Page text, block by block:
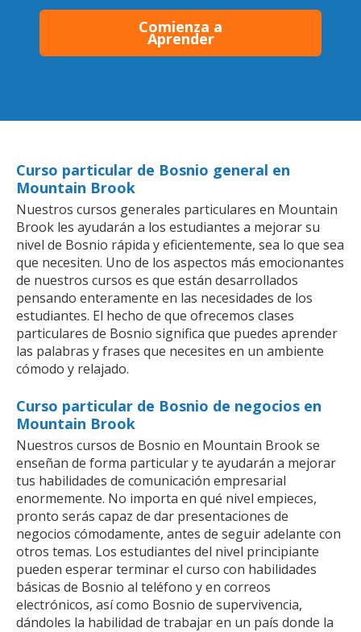
Comienza a
Aprender
Curso particular de Bosnio general en
Mountain Brook
Nuestros cursos generales particulares en Mountain
Brook les ayudarán a los estudiantes a mejorar su
nivel de Bosnio rápida y eficientemente, sea lo que sea
que necesiten. Uno de los aspectos más emocionantes
de nuestros cursos es que están desarrollados
pensando enteramente en las necesidades de los
estudiantes. El hecho de que ofrecemos clases
particulares de Bosnio significa que puedes aprender
las palabras y frases que necesites en un ambiente
cómodo y relajado.
Curso particular de Bosnio de negocios en
Mountain Brook
Nuestros cursos de Bosnio en Mountain Brook se
enseñan de forma particular y te ayudarán a mejorar
tus habilidades de comunicación empresarial
enormemente. No importa en qué nivel empieces,
pronto serás capaz de dar presentaciones de
negocios cómodamente, antes de seguir adelante con
otros temas. Los estudiantes del nivel principiante
pueden esperar terminar el curso con habilidades
básicas de Bosnio al teléfono y en correos
electrónicos, así como Bosnio de supervivencia,
dándoles la habilidad de trabajar en un país donde la